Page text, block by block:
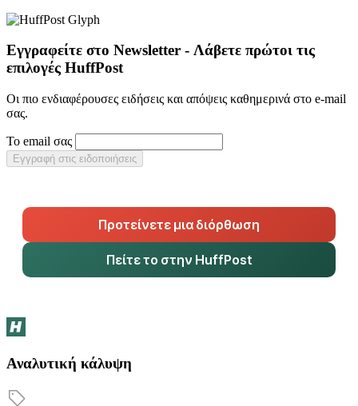
Εγγραφείτε στο Newsletter - Λάβετε πρώτοι τις
επιλογές HuffPost
Οι πιο ενδιαφέρουσες ειδήσεις και απόψεις καθημερινά στο e-mail
σας.
Το email σας
Εγγραφή στις ειδοποιήσεις
Προτείνετε μια διόρθωση
Πείτε το στην HuffPost
Αναλυτική κάλυψη